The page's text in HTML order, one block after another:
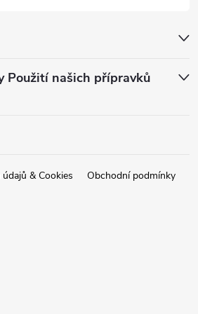
Použití našich přípravků
& Cookies Obchodní podmínky